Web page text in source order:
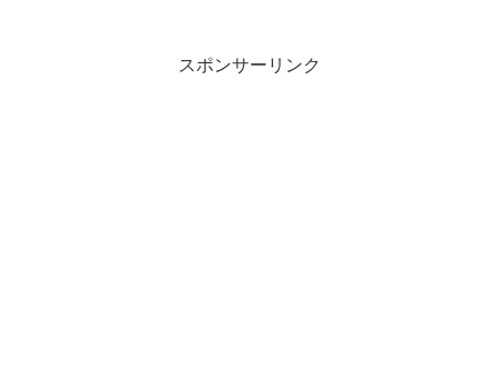
スポンサーリンク